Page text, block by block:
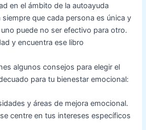
en el ámbito de la autoayuda
siempre que cada persona es única y
puede no ser efectivo para otro.
y encuentra ese libro
algunos consejos para elegir el
para tu bienestar emocional:
y áreas de mejora emocional.
centre en tus intereses específicos